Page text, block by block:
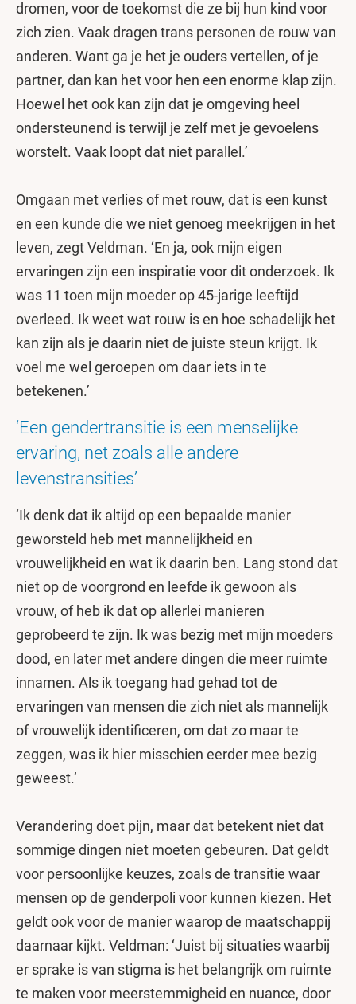
dromen, voor de toekomst die ze bij hun kind voor
zich zien. Vaak dragen trans personen de rouw van
anderen. Want ga je het je ouders vertellen, of je
partner, dan kan het voor hen een enorme klap zijn.
Hoewel het ook kan zijn dat je omgeving heel
ondersteunend is terwijl je zelf met je gevoelens
worstelt. Vaak loopt dat niet parallel.’
Omgaan met verlies of met rouw, dat is een kunst
en een kunde die we niet genoeg meekrijgen in het
leven, zegt Veldman. ‘En ja, ook mijn eigen
ervaringen zijn een inspiratie voor dit onderzoek. Ik
was 11 toen mijn moeder op 45-jarige leeftijd
overleed. Ik weet wat rouw is en hoe schadelijk het
kan zijn als je daarin niet de juiste steun krijgt. Ik
voel me wel geroepen om daar iets in te
betekenen.’
‘Een gendertransitie is een menselijke
ervaring, net zoals alle andere
levenstransities’
‘Ik denk dat ik altijd op een bepaalde manier
geworsteld heb met mannelijkheid en
vrouwelijkheid en wat ik daarin ben. Lang stond dat
niet op de voorgrond en leefde ik gewoon als
vrouw, of heb ik dat op allerlei manieren
geprobeerd te zijn. Ik was bezig met mijn moeders
dood, en later met andere dingen die meer ruimte
innamen. Als ik toegang had gehad tot de
ervaringen van mensen die zich niet als mannelijk
of vrouwelijk identificeren, om dat zo maar te
zeggen, was ik hier misschien eerder mee bezig
geweest.’
Verandering doet pijn, maar dat betekent niet dat
sommige dingen niet moeten gebeuren. Dat geldt
voor persoonlijke keuzes, zoals de transitie waar
mensen op de genderpoli voor kunnen kiezen. Het
geldt ook voor de manier waarop de maatschappij
daarnaar kijkt. Veldman: ‘Juist bij situaties waarbij
er sprake is van stigma is het belangrijk om ruimte
te maken voor meerstemmigheid en nuance, door